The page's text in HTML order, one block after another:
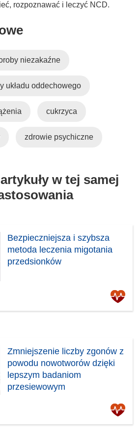
rozpoznawać i leczyć NCD.
niezakaźne
układu oddechowego
cukrzyca
zdrowie psychiczne
w tej samej
Bezpieczniejsza i szybsza
metoda leczenia migotania
przedsionków
Zmniejszenie liczby zgonów z
powodu nowotworów dzięki
lepszym badaniom
przesiewowym